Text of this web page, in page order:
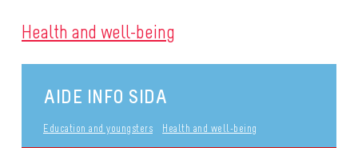
Health and well-being
AIDE INFO SIDA
Education and youngsters Health and well-being